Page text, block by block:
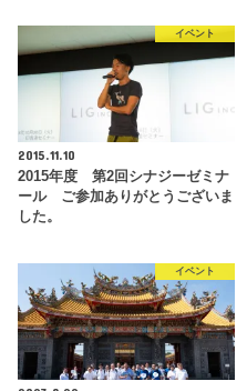
イベント
2015.11.10
2015年度 第2回シナジーゼミナ
ール ご参加ありがとうございま
した。
イベント